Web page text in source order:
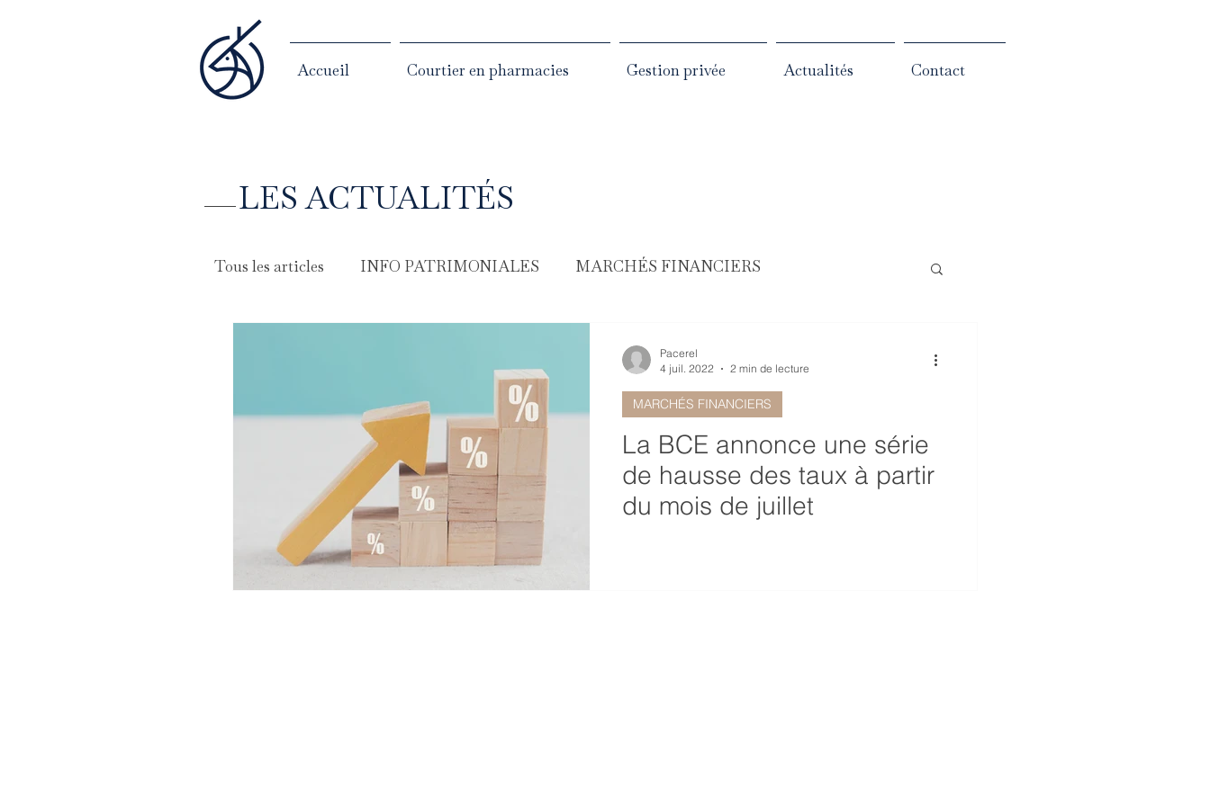
Accueil Courtier en pharmacies Gestion privée Actualités Contact
LES ACTUALITÉS
Tous les articles INFO PATRIMONIALES MARCHÉS FINANCIERS
La BCE annonce une série
de hausse des taux à partir
du mois de juillet
MARCHÉS FINANCIERS
Pacerel
4 juil. 2022
2 min de lecture